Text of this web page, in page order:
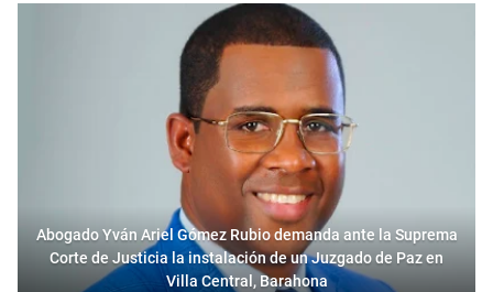
Abogado Yván Ariel Gómez Rubio demanda ante la Suprema
Corte de Justicia la instalación de un Juzgado de Paz en
Villa Central, Barahona